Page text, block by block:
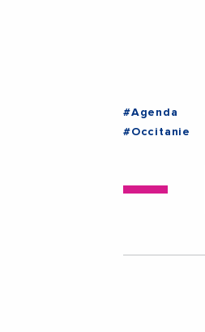
#Agenda
#Occitanie